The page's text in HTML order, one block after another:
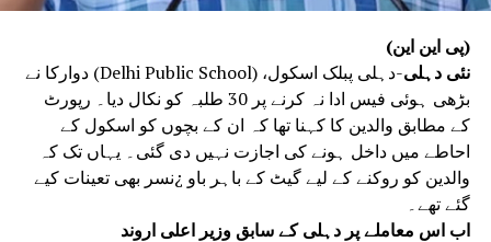
(پی این این)
نئی دہلی
-دہلی پبلک اسکول، (Delhi Public School) دوارکا نے
بڑھی ہوئی فیس ادا نہ کرنے پر 30 طلبہ کو نکال دیا۔ رپورٹ
کے مطابق والدین کا کہنا تھا کہ ان کے بچوں کو اسکول کے
احاطے میں داخل ہونے کی اجازت نہیں دی گئی۔ یہاں تک کہ
والدین کو روکنے کے لیے گیٹ کے باہر باو ¿نسر بھی تعینات کیے
گئے تھے۔
اب اس معاملے پر دہلی کے سابق وزیر اعلی اروند